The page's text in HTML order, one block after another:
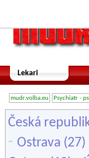
Lekari
mudr.volba.eu Psychiatr -
Česká
- Ostrava (27)